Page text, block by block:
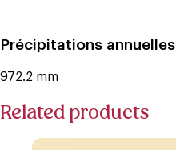
Précipitations annuelles
972.2 mm
Related products